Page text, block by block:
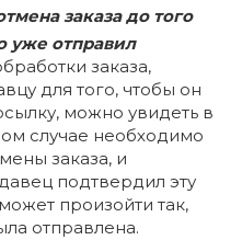
заказа до того
уже отправил
заказа,
для того, чтобы он
можно увидеть в
случае необходимо
заказа, и
подтвердил эту
произойти так,
отправлена.